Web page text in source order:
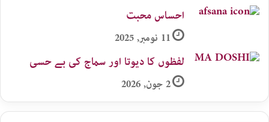
احساس محبت
11 نومبر, 2025
لفظوں کا دیوتا اور سماج کی بے حسی
2 جون, 2026